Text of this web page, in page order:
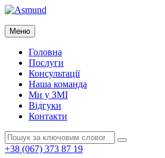
Перейти
вмісту
Asmund
Asmund
Меню
Головна
Послуги
Консультації
Наша команда
Ми у ЗМІ
Відгуки
Контакти
Пошук:
Пошук
+38 (067) 373 87 19